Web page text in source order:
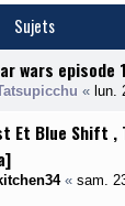
Sujets
wars episode
« lun.
Et Blue Shift
« sam.